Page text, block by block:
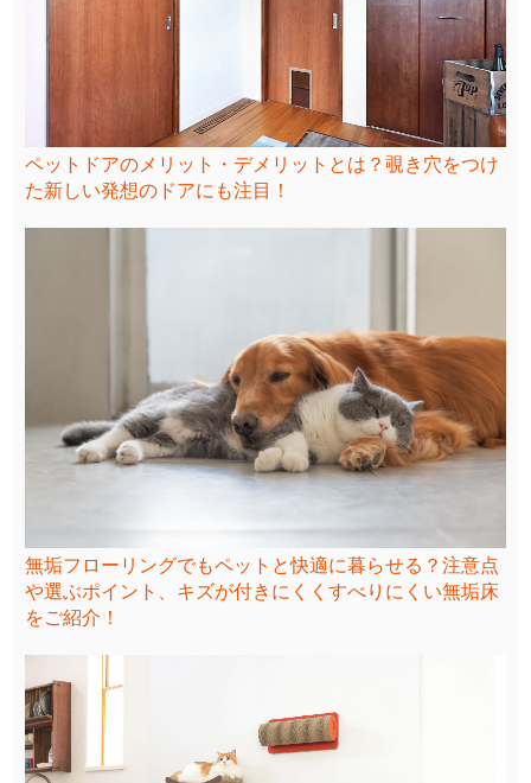
ペットドアのメリット・デメリットとは？覗き穴をつけ
た新しい発想のドアにも注目！
無垢フローリングでもペットと快適に暮らせる？注意点
や選ぶポイント、キズが付きにくくすべりにくい無垢床
をご紹介！